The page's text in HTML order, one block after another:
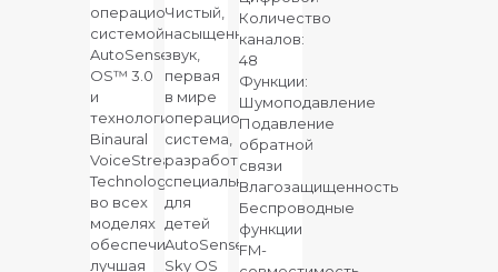
операционной
системой
AutoSense
OS™ 3.0
и
технологией
Binaural
VoiceStream
Technology™
во всех
моделях
обеспечивается
лучшая
Чистый,
насыщенный
звук,
первая
в мире
операционная
система,
разработанная
специально
для
детей
AutoSense
Sky OS
Количество
каналов:
48
Функции:
Шумоподавление
Подавление
обратной
связи
Влагозащищенность
Беспроводные
функции
FM-